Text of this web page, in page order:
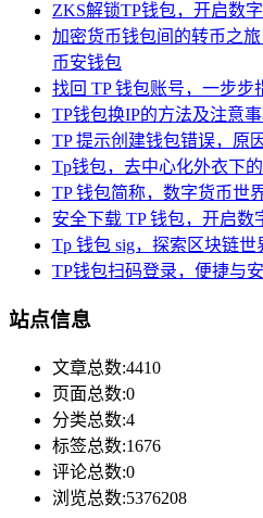
ZKS解锁TP钱包，开启数
加密货币钱包间的转币之
币安钱包
找回 TP 钱包账号，一步步
TP钱包换IP的方法及注意
TP 提示创建钱包错误，原
Tp钱包，去中心化外衣下
TP 钱包简称，数字货币世
安全下载 TP 钱包，开启数
Tp 钱包 sig，探索区块链世
TP钱包扫码登录，便捷与
站点信息
文章总数:4410
页面总数:0
分类总数:4
标签总数:1676
评论总数:0
浏览总数:5376208